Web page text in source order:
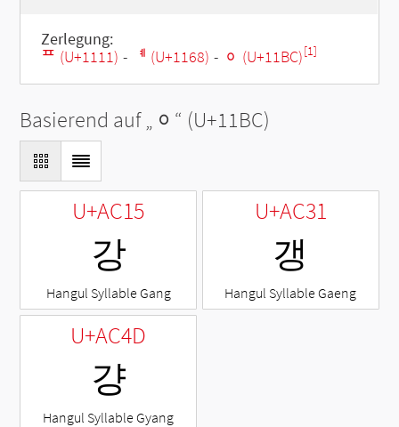
Zerlegung:
ᄑ (U+1111) - ᅨ (U+1168) - ᆼ (U+11BC)[1]
Basierend auf „ ᆼ “ (U+11BC)
U+AC15
강
Hangul Syllable Gang
U+AC31
갱
Hangul Syllable Gaeng
U+AC4D
걍
Hangul Syllable Gyang